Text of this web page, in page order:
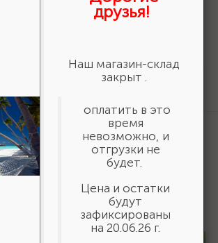
36800-140-20-16_z01
URAGAN Fast 140x20/16мм 16Т, диск
50269
хозяйственный СИБИН,
длина 25 м, диаметр -
{50269}
друзья!
Наш магазин-склад
закрыт .
оплатить в это
время
невозможно, и
отгрузки не
будет.
Цена и остатки
будут
зафиксированы
на 20.06.26 г.